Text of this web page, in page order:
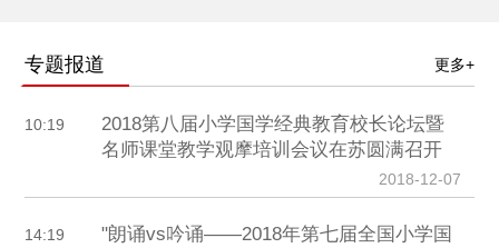
专题报道 更多+
10:19
2018第八届小学国学经典教育校长论坛暨
名师课堂教学观摩培训会议在苏圆满召开
2018-12-07
14:19
"朗诵vs吟诵——2018年第七届全国小学国